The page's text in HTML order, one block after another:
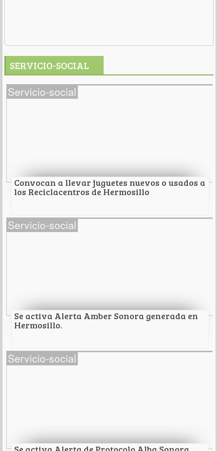
SERVICIO-SOCIAL
Servicio-social
Convocan a llevar juguetes nuevos o usados a
los Reciclacentros de Hermosillo
Convocan a llevar juguetes nuevos o usados a
los Reciclacentros de Hermosillo
Leer Más
Servicio-social
Se activa Alerta Amber Sonora generada en
Hermosillo.
Se activa Alerta Amber Sonora generada en
Leer Más
Servicio-social